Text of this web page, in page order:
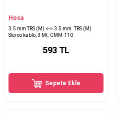
Hosa
3.5 mm TRS (M) <-> 3.5 mm. TRS (M)
Stereo kablo, 3 Mt. CMM-110
593 TL
Sepete Ekle